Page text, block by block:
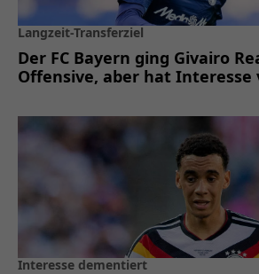
Langzeit-Transferziel
Der FC Bayern ging Givairo
Offensive, aber hat Interesse
Interesse dementiert